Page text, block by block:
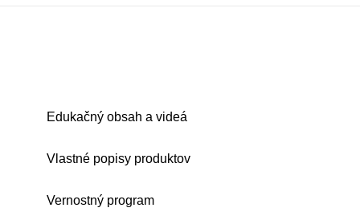
Edukačný obsah a videá
Vlastné popisy produktov
Vernostný program